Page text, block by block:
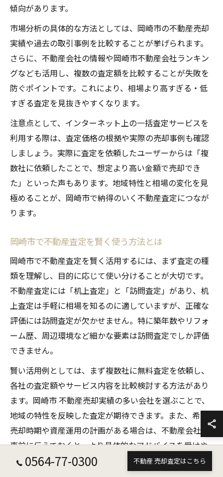
傾向があります。
市場分析の具体的な方法としては、岡崎市の不動産売却
実績や過去の取引事例を比較することが挙げられます。
さらに、不動産会社の情報や岡崎市不動産会社ランキン
グなども活用し、複数の査定額を比較することが失敗を
防ぐポイントです。これにより、相場より高すぎる・低
すぎる査定を見抜きやすくなります。
注意点として、インターネット上の一括査定サービスを
利用する際は、査定価格の根拠や実際の売却事例も確認
しましょう。実際に査定を依頼したユーザーからは「複
数社に依頼したことで、想定より高い金額で売却でき
た」といった声もあります。地域特性と相場の変化を見
極めることが、岡崎市で納得のいく不動産査定につなが
ります。
岡崎市で不動産査定を賢く使う方法とは
岡崎市で不動産査定を賢く活用するには、まず査定の種
類を理解し、目的に応じて使い分けることが大切です。
不動産査定には「机上査定」と「訪問査定」があり、机
上査定は手軽に相場を知るのに適していますが、正確な
評価には訪問査定が欠かせません。特に築年数やリフォ
ーム歴、周辺環境など細かな要素は訪問査定でしか評価
できません。
賢い活用例としては、まず複数社に無料査定を依頼し、
各社の査定額やサービス内容を比較検討する方法があり
ます。岡崎市 不動産売却実績の多い会社を選ぶことで、
地域の特性を反映した査定が期待できます。また、希望
売却時期や資産運用の計画がある場合は、不動産会社に
事前に伝えておくと、より具体的なアドバイスを受けや
すくなります。
0564-77-0300 不動産 売却査定はこちら